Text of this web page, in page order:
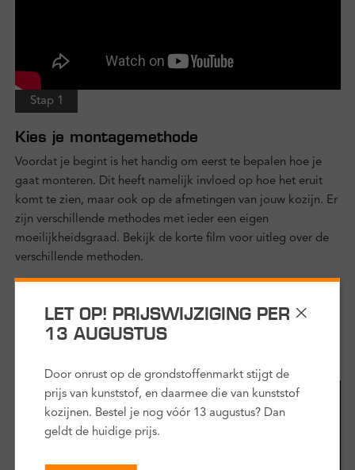
Stap 1
Kies je montagemethode
Voordat je begint is het handig om eerst te bepalen hoe je
gaat monteren. Dit heeft namelijk invloed op hoe het eruit
komt te zien, maar ook op de afmetingen van jouw kozijn. Er
zijn verschillende methodes met ieder een eigen
moeilijkheidsgraad. Bekijk de korte film voor uitleg over de
verschillende methoden.
LET OP! PRIJSWIJZIGING PER
13 AUGUSTUS
Door onrust op de grondstoffenmarkt stijgt de
prijs van kunststof, en daarmee die van kunststof
kozijnen. Bestel je nog vóór 13 augustus? Dan
geldt de huidige prijs.